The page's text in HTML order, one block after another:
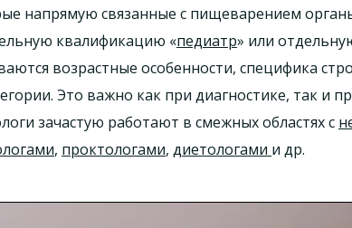
напрямую связанные с пищеварением
квалификацию «педиатр» или
возрастные особенности, специфика
Это важно как при диагностике, так и
зачастую работают в смежных областях с
, проктологами, диетологами и др.